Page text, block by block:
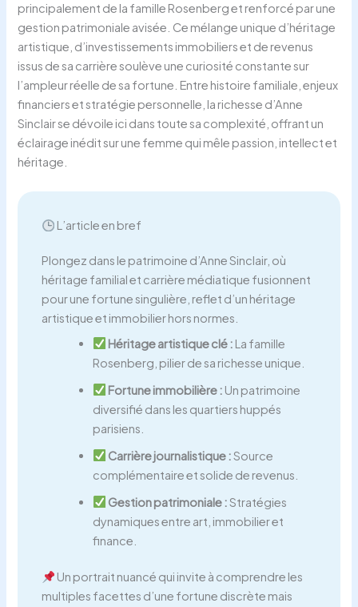
principalement de la famille Rosenberg et renforcé par une
gestion patrimoniale avisée. Ce mélange unique d’héritage
artistique, d’investissements immobiliers et de revenus
issus de sa carrière soulève une curiosité constante sur
l’ampleur réelle de sa fortune. Entre histoire familiale, enjeux
financiers et stratégie personnelle, la richesse d’Anne
Sinclair se dévoile ici dans toute sa complexité, offrant un
éclairage inédit sur une femme qui mêle passion, intellect et
héritage.
L’article en bref
Plongez dans le patrimoine d’Anne Sinclair, où
héritage familial et carrière médiatique fusionnent
pour une fortune singulière, reflet d’un héritage
artistique et immobilier hors normes.
Héritage artistique clé : La famille
Rosenberg, pilier de sa richesse unique.
Fortune immobilière : Un patrimoine
diversifié dans les quartiers huppés
parisiens.
Carrière journalistique :Source
complémentaire et solide de revenus.
Gestion patrimoniale :Stratégies
dynamiques entre art, immobilier et
finance.
Un portrait nuancé qui invite à comprendre les
multiples facettes d’une fortune discrète mais